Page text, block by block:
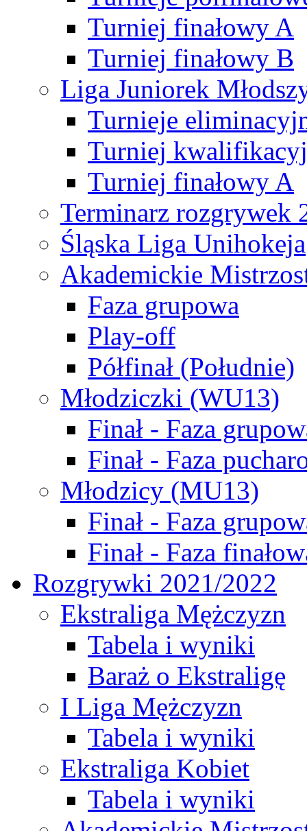
Turniej finałowy A
Turniej finałowy B
Liga Juniorek
Turnieje
Turniej
Turniej finałowy A
Terminarz rozgrywek
Śląska Liga Unihokeja
Akademickie
Faza grupowa
Play-off
Półfinał (Południe)
Młodziczki (WU13)
Finał - Faza
Finał - Faza
Młodzicy (MU13)
Finał - Faza
Finał - Faza
Rozgrywki 2021/2022
Ekstraliga Mężczyzn
Tabela i wyniki
Baraż o Ekstraligę
I Liga Mężczyzn
Tabela i wyniki
Ekstraliga Kobiet
Tabela i wyniki